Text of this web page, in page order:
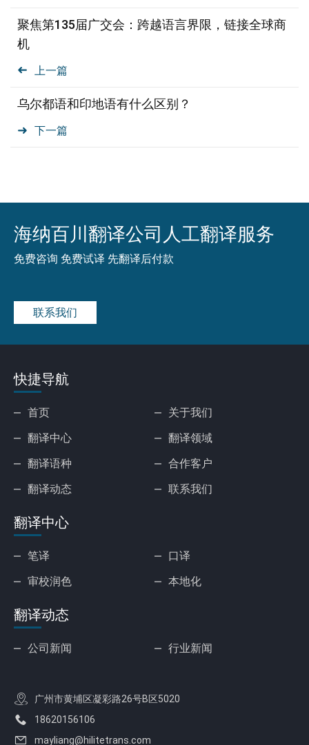
上一篇
聚焦第135届广交会：跨越语言界限，链接全球商
机
下一篇
乌尔都语和印地语有什么区别？
海纳百川翻译公司人工翻译服务
免费咨询 免费试译 先翻译后付款
联系我们
快捷导航
首页
关于我们
翻译中心
翻译领域
翻译语种
合作客户
翻译动态
联系我们
翻译中心
笔译
口译
审校润色
本地化
翻译动态
公司新闻 行业新闻
广州市黄埔区凝彩路26号B区5020
18620156106
mayliang@hilitetrans.com